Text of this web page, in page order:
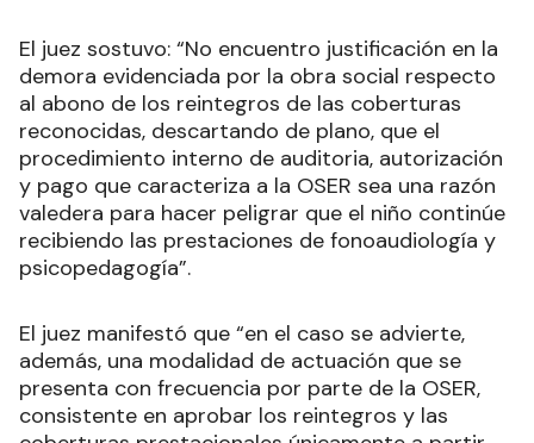
El juez sostuvo: “No encuentro justificación en la
demora evidenciada por la obra social respecto
al abono de los reintegros de las coberturas
reconocidas, descartando de plano, que el
procedimiento interno de auditoria, autorización
y pago que caracteriza a la OSER sea una razón
valedera para hacer peligrar que el niño continúe
recibiendo las prestaciones de fonoaudiología y
psicopedagogía”.
El juez manifestó que “en el caso se advierte,
además, una modalidad de actuación que se
presenta con frecuencia por parte de la OSER,
consistente en aprobar los reintegros y las